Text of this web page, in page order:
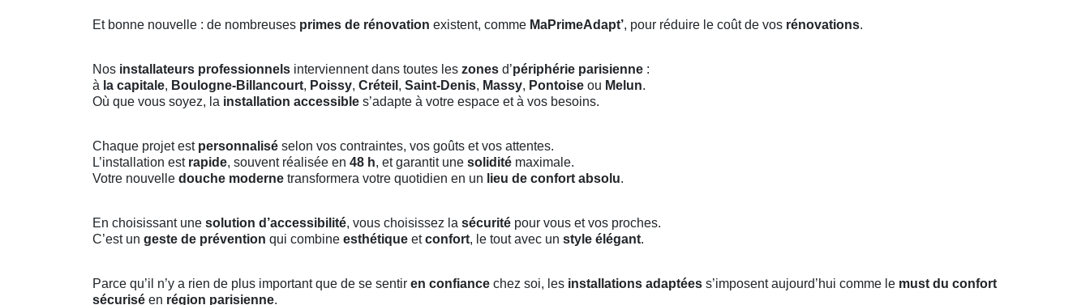
Et bonne nouvelle : de nombreuses primes de rénovation existent, comme MaPrimeAdapt’, pour réduire le coût de vos rénovations.
Nos installateurs professionnels interviennent dans toutes les zones d’périphérie parisienne :
à la capitale, Boulogne-Billancourt, Poissy, Créteil , Saint-Denis, Massy, Pontoise ou Melun.
Où que vous soyez, la installation accessible s’adapte à votre espace et à vos besoins.
Chaque projet est personnalisé selon vos contraintes, vos goûts et vos attentes.
L’installation est rapide, souvent réalisée en 48 h, et garantit une solidité maximale.
Votre nouvelle douche moderne transformera votre quotidien en un lieu de confort absolu.
En choisissant une solution d’accessibilité, vous choisissez la sécurité pour vous et vos proches.
C’est un geste de prévention qui combine esthétique etconfort, le tout avec un style élégant.
Parce qu’il n’y a rien de plus important que de se sentir en confiance chez soi, les installations adaptées s’imposent aujourd’hui comme le must du confort
sécurisé en région parisienne.